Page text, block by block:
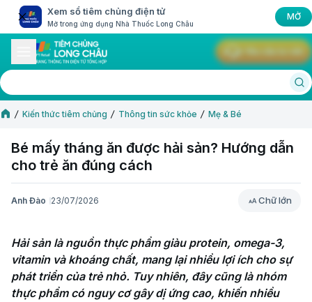
Xem sổ tiêm chủng điện tử
Mở trong ứng dụng Nhà Thuốc Long Châu
MỞ
Kiến thức tiêm chủng Thông tin sức khỏe Mẹ & Bé
Bé mấy tháng ăn được hải sản? Hướng dẫn
cho trẻ ăn đúng cách
Anh Đào 23/07/2026 Chữ lớn
Chữ lớn
Hải sản là nguồn thực phẩm giàu protein, omega-3,
vitamin và khoáng chất, mang lại nhiều lợi ích cho sự
phát triển của trẻ nhỏ. Tuy nhiên, đây cũng là nhóm
thực phẩm có nguy cơ gây dị ứng cao, khiến nhiều